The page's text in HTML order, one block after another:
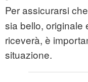
Per assicurarsi
sia bello, originale
riceverà, è
situazione.